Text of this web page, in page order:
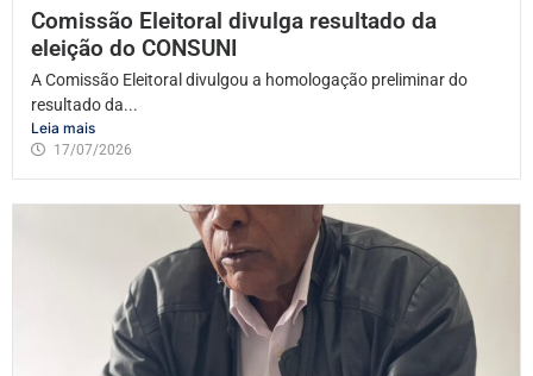
Comissão Eleitoral divulga resultado da
eleição do CONSUNI
A Comissão Eleitoral divulgou a homologação preliminar do
resultado da...
Leia mais
17/07/2026